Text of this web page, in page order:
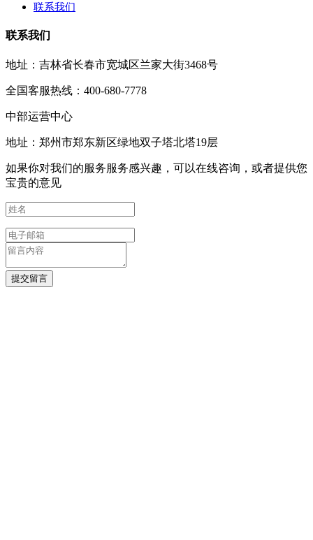
联系我们
联系我们
地址：吉林省长春市宽城区兰家大街3468号
全国客服热线：400-680-7778
中部运营中心
地址：郑州市郑东新区绿地双子塔北塔19层
如果你对我们的服务服务感兴趣，可以在线咨询，或者提供您
宝贵的意见
提交留言